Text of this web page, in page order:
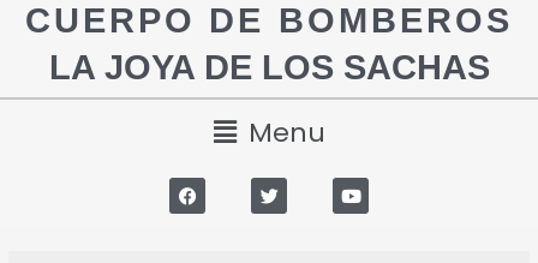
CUERPO DE BOMBEROS
LA JOYA DE LOS SACHAS
Menu